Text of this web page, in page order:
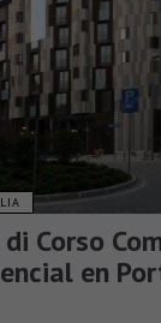
Corso
en